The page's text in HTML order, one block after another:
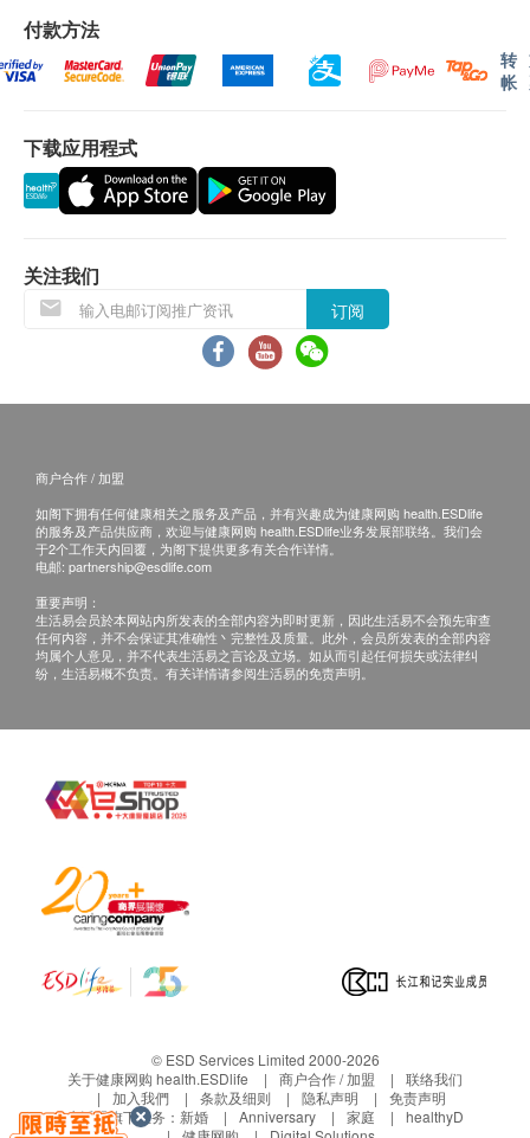
平均血红蛋白浓度
泌尿情况
小便清浊度
小便比重
小便酸碱度
小便蛋白定量
小便胆红素定性
小便尿胆原定性
小便亚硝酸盐
小便白细胞
小便上皮细胞
饮食建议
由注册中医师或注册营养师提供详细的体质及饮食营养
咨询服务，包括体重评估、饮食评估，针对检查结果而
善
痛风
尿酸
报告
医生讲解报告
付款方法
转
帐
下载应用程式
关注我们
订阅
商户合作 / 加盟
如阁下拥有任何健康相关之服务及产品，并有兴趣成为健康网购 health.ESDlife
的服务及产品供应商，欢迎与健康网购 health.ESDlife业务发展部联络。我们会
于2个工作天内回覆，为阁下提供更多有关合作详情。
电邮: partnership@esdlife.com
重要声明：
生活易会员於本网站内所发表的全部内容为即时更新，因此生活易不会预先审查
任何内容，并不会保证其准确性丶完整性及质量。此外，会员所发表的全部内容
均属个人意见，并不代表生活易之言论及立场。如从而引起任何损失或法律纠
纷，生活易概不负责。有关详情请参阅生活易的免责声明。
© ESD Services Limited 2000-2026
关于健康网购 health.ESDlife
商户合作 / 加盟
联络我们
加入我們
条款及细则 隐私声明
免责声明
生活易旗下业务： 新婚 Anniversary 家庭
healthyD